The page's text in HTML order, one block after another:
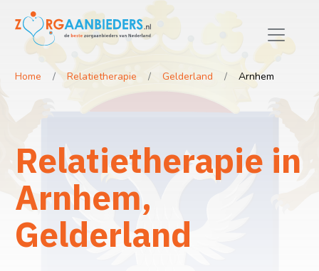
Home Relatietherapie Gelderland Arnhem
Relatietherapie in
Arnhem,
Gelderland